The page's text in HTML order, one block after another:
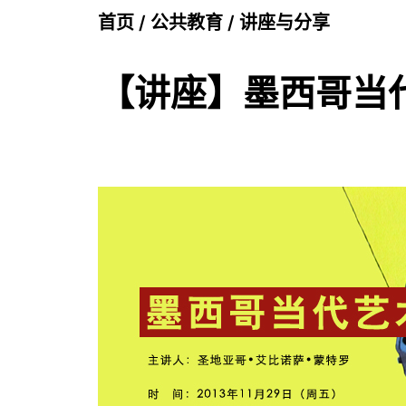
首页 / 公共教育 / 讲座与分享
【讲座】墨西哥当